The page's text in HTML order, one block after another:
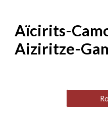
Aïcirits-
Aiziritze-